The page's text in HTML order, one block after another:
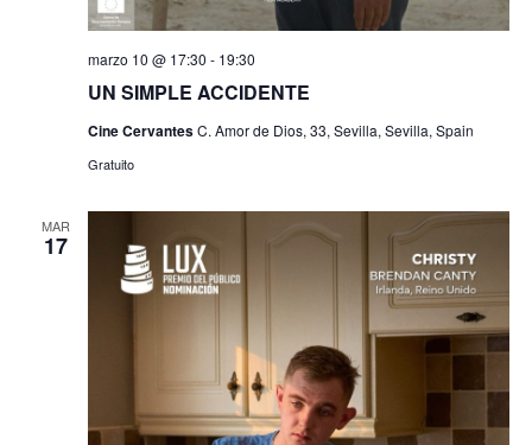
UN SIMPLE ACCIDENTE
marzo 10 @ 17:30 - 19:30
Cine CervantesC. Amor de Dios, 33, Sevilla, Sevilla, Spain
Gratuito
MAR
17